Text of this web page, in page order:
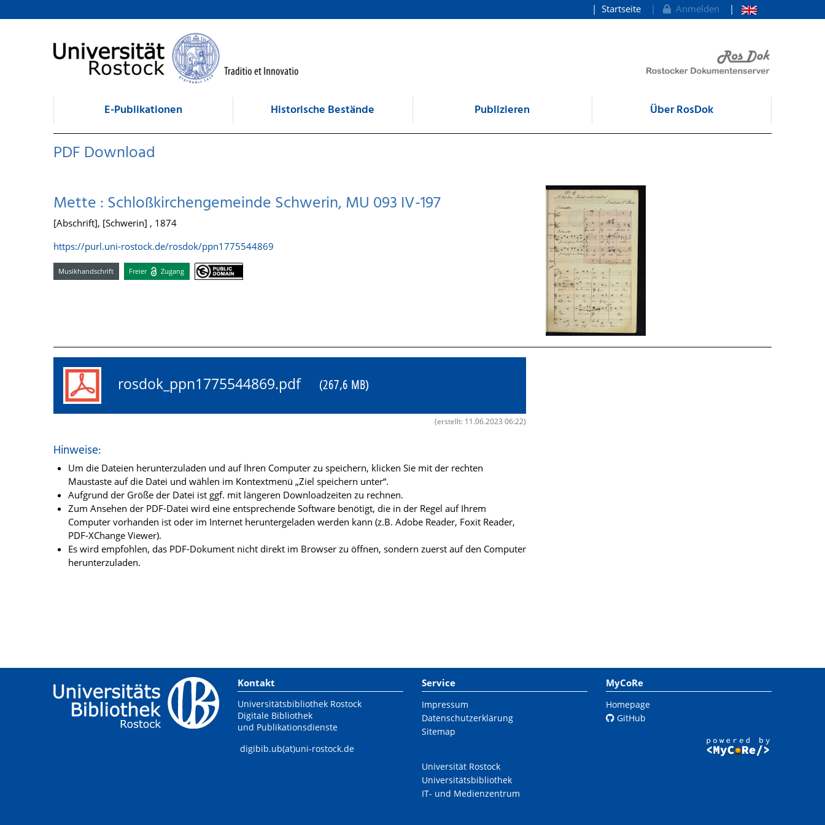
zum Inhalt
Startseite Anmelden
E-Publikationen Historische Bestände Publizieren Über RosDok
PDF Download
Mette : Schloßkirchengemeinde Schwerin, MU 093 IV-197
[Abschrift], [Schwerin] , 1874
https://purl.uni-rostock.de/rosdok/ppn1775544869
Musikhandschrift Freier Zugang
rosdok_ppn1775544869.pdf (267,6 MB)
(erstellt: 11.06.2023 06:22)
Hinweise:
Um die Dateien herunterzuladen und auf Ihren Computer zu speichern, klicken Sie mit der rechten
Maustaste auf die Datei und wählen im Kontextmenü „Ziel speichern unter“.
Aufgrund der Größe der Datei ist ggf. mit längeren Downloadzeiten zu rechnen.
Zum Ansehen der PDF-Datei wird eine entsprechende Software benötigt, die in der Regel auf Ihrem
Computer vorhanden ist oder im Internet heruntergeladen werden kann (z.B. Adobe Reader, Foxit Reader,
PDF-XChange Viewer).
Es wird empfohlen, das PDF-Dokument nicht direkt im Browser zu öffnen, sondern zuerst auf den Computer
herunterzuladen.
Kontakt
Universitätsbibliothek Rostock
Digitale Bibliothek
und Publikationsdienste
digibib.ub(at)uni-rostock.de
Service
Impressum
Datenschutzerklärung
Sitemap
Universität Rostock
Universitätsbibliothek
IT- und Medienzentrum
MyCoRe
Homepage
GitHub